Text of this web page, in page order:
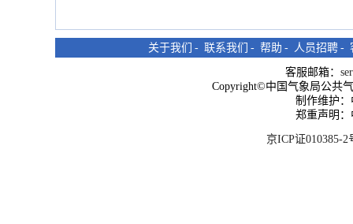
关于我们 - 联系我们 - 帮助 - 人员招聘 -
客服邮箱：
Copyright©中国气象局公共
制作维护
郑重声明
京ICP证010385-2